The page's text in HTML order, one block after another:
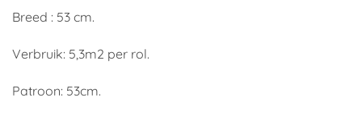
Breed : 53 cm.
Verbruik: 5,3m2 per rol.
Patroon: 53cm.